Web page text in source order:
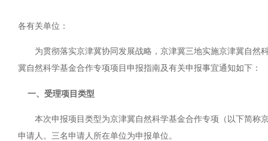
各有关单位：
为贯彻落实京津冀协同发展战略，京津冀三地实施京津冀自然科
冀自然科学基金合作专项项目申报指南及有关申报事宜通知如下：
一、受理项目类型
本次申报项目类型为京津冀自然科学基金合作专项（以下简称
申请人。三名申请人所在单位为申报单位。